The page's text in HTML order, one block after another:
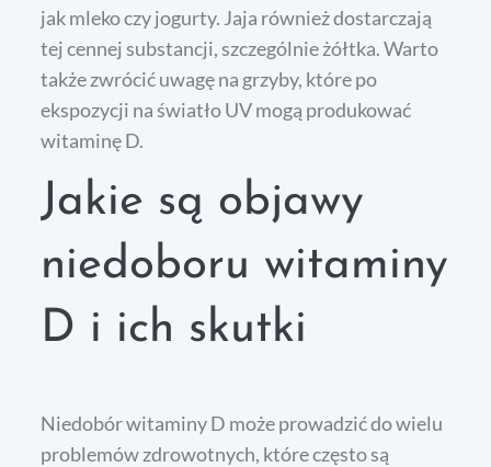
jak mleko czy jogurty. Jaja również dostarczają
tej cennej substancji, szczególnie żółtka. Warto
także zwrócić uwagę na grzyby, które po
ekspozycji na światło UV mogą produkować
witaminę D.
Jakie są objawy
niedoboru witaminy
D i ich skutki
Niedobór witaminy D może prowadzić do wielu
problemów zdrowotnych, które często są